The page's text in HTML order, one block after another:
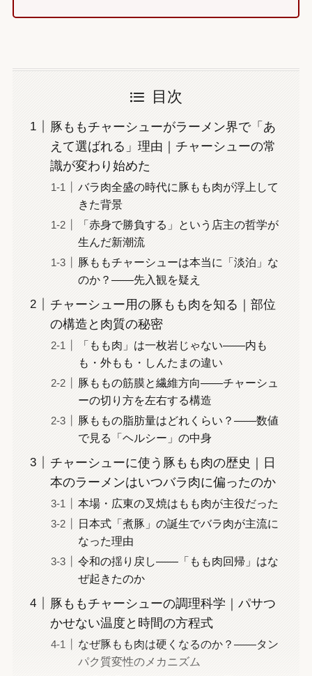
目次
豚ももチャーシューがラーメン界で「あ
えて選ばれる」理由｜チャーシューの常
識が変わり始めた
バラ肉全盛の時代に豚もも肉が浮上して
きた背景
「赤身で勝負する」という店主の哲学が
生んだ新潮流
豚ももチャーシューは本当に「淡泊」な
のか？——先入観を疑え
チャーシュー用の豚もも肉を知る｜部位
の構造と肉質の秘密
「もも肉」は一枚岩じゃない——内も
も・外もも・しんたまの違い
豚ももの筋膜と繊維方向——チャーシュ
ーの切り方を左右する構造
豚ももの脂肪量はどれくらい？——数値
で見る「ヘルシー」の中身
チャーシューに使う豚もも肉の歴史｜日
本のラーメンはいつバラ肉に偏ったのか
本場・広東の叉焼はもも肉が主役だった
日本式「煮豚」の誕生でバラ肉が主流に
なった理由
令和の揺り戻し——「もも肉回帰」はな
ぜ起きたのか
豚ももチャーシューの調理科学｜パサつ
かせない温度と時間の方程式
なぜ豚もも肉は硬くなるのか？——タン
パク質変性のメカニズム